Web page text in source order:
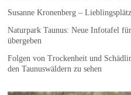
Susanne Kronenberg –
Naturpark Taunus: Neue Infotafel
übergeben
Folgen von Trockenheit und
den Taunuswäldern zu sehen